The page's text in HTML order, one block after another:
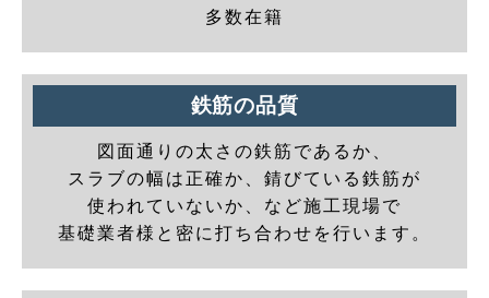
多数在籍
鉄筋の品質
図面通りの太さの鉄筋であるか、
スラブの幅は正確か、錆びている鉄筋が
使われていないか、など施工現場で
基礎業者様と密に打ち合わせを行います。